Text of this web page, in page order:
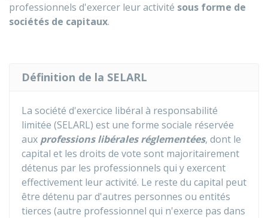
professionnels d'exercer leur activité sous forme de
sociétés de capitaux.
Définition de la SELARL
La société d'exercice libéral à responsabilité
limitée (SELARL) est une forme sociale réservée
aux professions libérales réglementées, dont le
capital et les droits de vote sont majoritairement
détenus par les professionnels qui y exercent
effectivement leur activité. Le reste du capital peut
être détenu par d'autres personnes ou entités
tierces (autre professionnel qui n'exerce pas dans